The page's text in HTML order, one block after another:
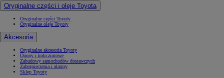
Oryginalne części i oleje Toyota
Oryginalne części Toyoty
Oryginalne oleje Toyoty
Akcesoria
Oryginalne akcesoria Toyoty
Opony i koła zimowe
Zabudowy samochodów dostawczych
Zabezpieczenia i alarmy
Sklep Toyoty